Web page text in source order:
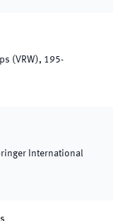
(VRW), 195-
International